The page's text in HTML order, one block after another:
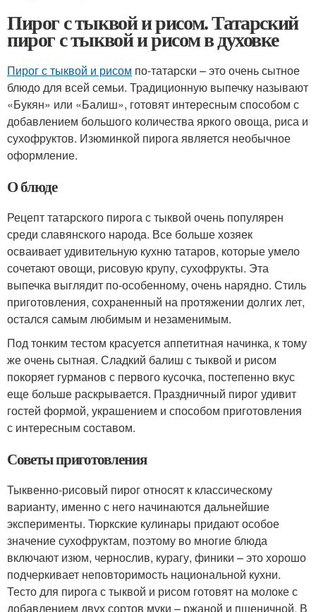
Пирог с тыквой и рисом. Татарский
пирог с тыквой и рисом в духовке
Пирог с тыквой и рисом по-татарски – это очень сытное
блюдо для всей семьи. Традиционную выпечку называют
«Букян» или «Балиш», готовят интересным способом с
добавлением большого количества яркого овоща, риса и
сухофруктов. Изюминкой пирога является необычное
оформление.
О блюде
Рецепт татарского пирога с тыквой очень популярен
среди славянского народа. Все больше хозяек
осваивает удивительную кухню татаров, которые умело
сочетают овощи, рисовую крупу, сухофрукты. Эта
выпечка выглядит по-особенному, очень нарядно. Стиль
приготовления, сохраненный на протяжении долгих лет,
остался самым любимым и незаменимым.
Под тонким тестом красуется аппетитная начинка, к тому
же очень сытная. Сладкий балиш с тыквой и рисом
покоряет гурманов с первого кусочка, постепенно вкус
еще больше раскрывается. Праздничный пирог удивит
гостей формой, украшением и способом приготовления
с интересным составом.
Советы приготовления
Тыквенно-рисовый пирог относят к классическому
варианту, именно с него начинаются дальнейшие
эксперименты. Тюркские кулинары придают особое
значение сухофруктам, поэтому во многие блюда
включают изюм, чернослив, курагу, финики – это хорошо
подчеркивает неповторимость национальной кухни.
Тесто для пирога с тыквой и рисом готовят на молоке с
добавлением двух сортов муки – ржаной и пшеничной. В